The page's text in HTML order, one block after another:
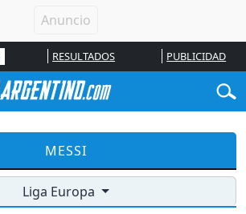
RESULTADOS PUBLICIDAD
MESSI
Liga Europa